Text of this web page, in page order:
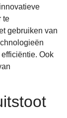
te
gebruiken van
Ook